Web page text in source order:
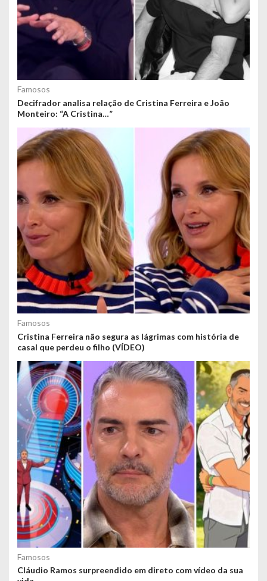
Famosos
Decifrador analisa relação de Cristina Ferreira e João
Monteiro: “A Cristina…”
Famosos
Cristina Ferreira não segura as lágrimas com história de
casal que perdeu o filho (VÍDEO)
Famosos
Cláudio Ramos surpreendido em direto com vídeo da sua